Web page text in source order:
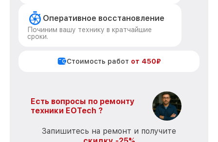
Оперативное восстановление
Починим вашу технику в кратчайшие
сроки.
Стоимость работ от 450₽
Есть вопросы по ремонту
техники EOTech ?
Запишитесь на ремонт и получите